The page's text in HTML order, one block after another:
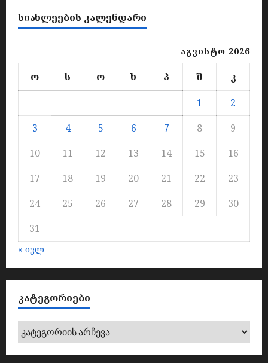
ᲡᲘᲐᲮᲚᲔᲔᲑᲘᲡ ᲙᲐᲚᲔᲜᲓᲐᲠᲘ
აგვისტო 2026
ო ს ო ხ პ შ
კ
1
2
3
4 5 6 7 8
9
10
11 12 13 14 15
16
17
18 19 20 21 22
23
24
25 26 27 28 29
30
31
« ივლ
ᲙᲐᲢᲔᲒᲝᲠᲘᲔᲑᲘ
კატეგორიები